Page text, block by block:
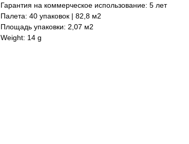
Гарантия на коммерческое использование: 5 лет
Палета: 40 упаковок | 82,8 м2
Площадь упаковки: 2,07 м2
Weight: 14 g